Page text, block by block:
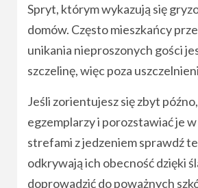
Spryt, którym wykazują się
domów. Często mieszkańcy
unikania nieproszonych gości
szczelinę, więc poza
Jeśli zorientujesz się zbyt
egzemplarzy i porozstawiać je
strefami z jedzeniem sprawdź
odkrywają ich obecność dzięki
doprowadzić do poważnych